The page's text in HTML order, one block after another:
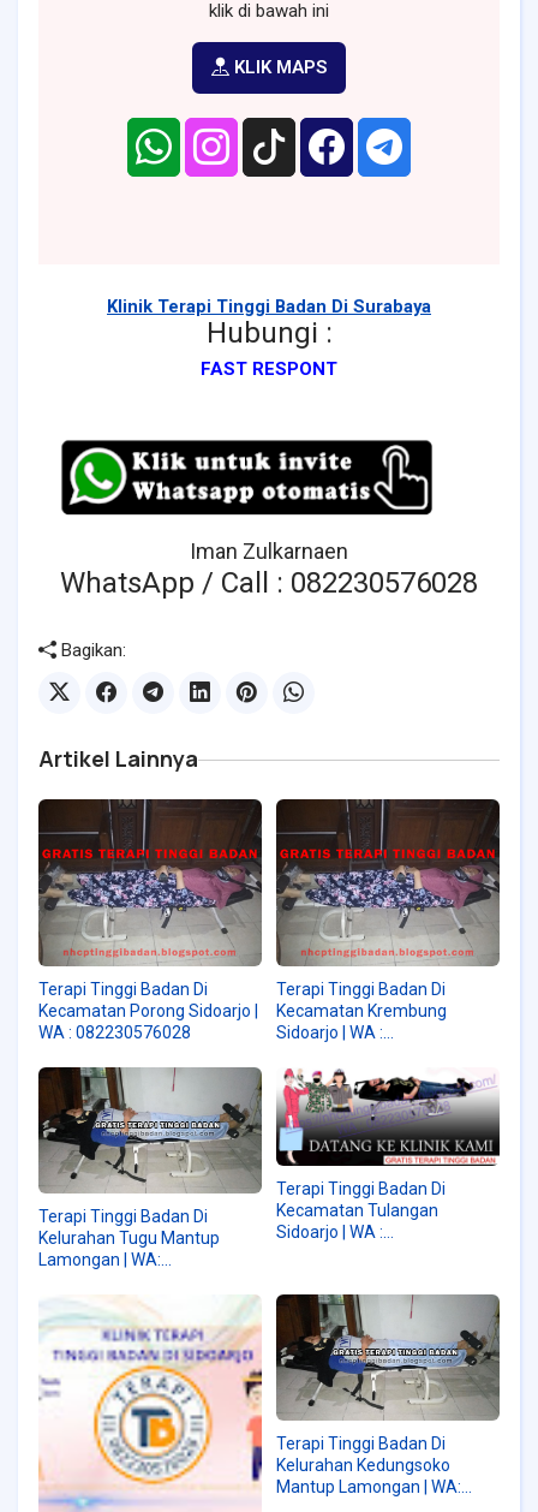
klik di bawah ini
KLIK MAPS
Klinik Terapi Tinggi Badan Di Surabaya
Hubungi :
FAST RESPONT
Iman Zulkarnaen
WhatsApp / Call : 082230576028
Bagikan:
Artikel Lainnya
Terapi Tinggi Badan Di
Kecamatan Porong Sidoarjo |
WA : 082230576028
Terapi Tinggi Badan Di
Kecamatan Krembung
Sidoarjo | WA :
Terapi Tinggi Badan Di
Kelurahan Tugu Mantup
Lamongan | WA:
Terapi Tinggi Badan Di
Kecamatan Tulangan
Sidoarjo | WA :
Terapi Tinggi Badan Di
Kelurahan Kedungsoko
Mantup Lamongan | WA: